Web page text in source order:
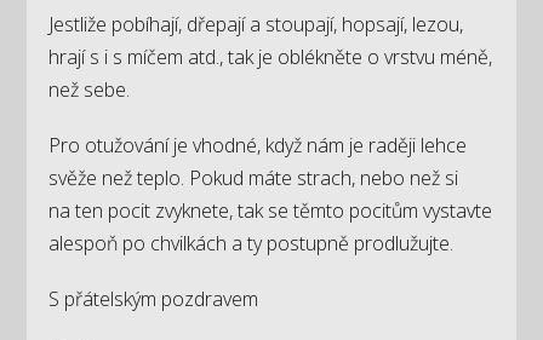
Jestliže pobíhají, dřepají a stoupají, hopsají, lezou,
hrají s i s míčem atd., tak je oblékněte o vrstvu méně,
než sebe.
Pro otužování je vhodné, když nám je raději lehce
svěže než teplo. Pokud máte strach, nebo než si
na ten pocit zvyknete, tak se těmto pocitům vystavte
alespoň po chvilkách a ty postupně prodlužujte.
S přátelským pozdravem